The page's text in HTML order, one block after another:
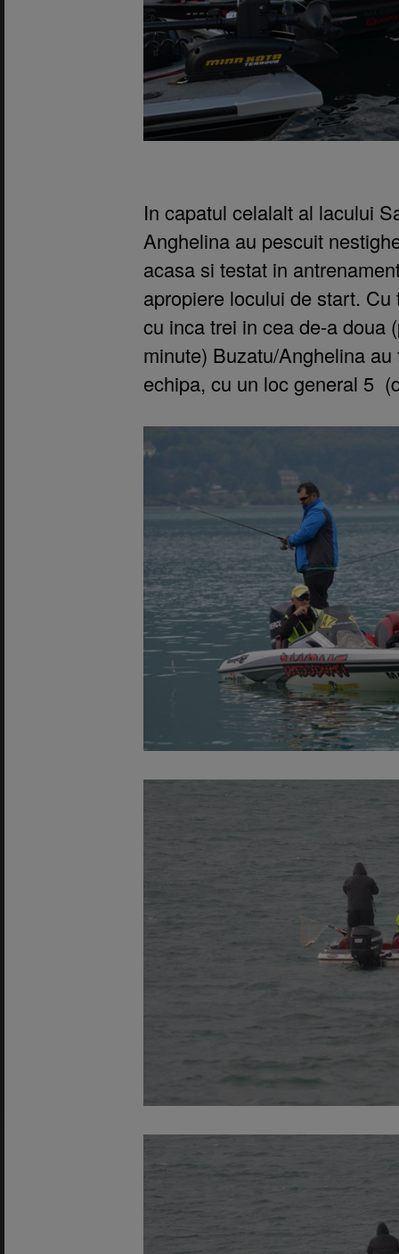
In capatul celalalt al lacului
Anghelina au pescuit
acasa si testat in
apropiere locului de start.
cu inca trei in cea de-a doua
minute) Buzatu/Anghelina
echipa, cu un loc general 5